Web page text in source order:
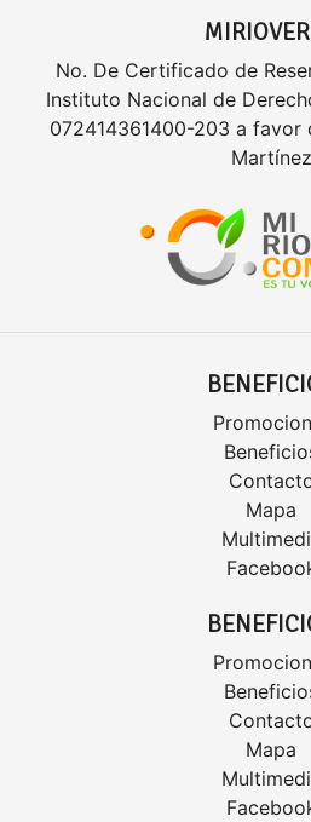
No. De Certificado de
Instituto Nacional de
072414361400-203 a favor
Martínez
Mapa
Mapa